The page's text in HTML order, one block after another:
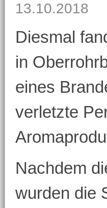
13.10.2018
Diesmal
in
eines
verletzte
Nachdem
wurden die